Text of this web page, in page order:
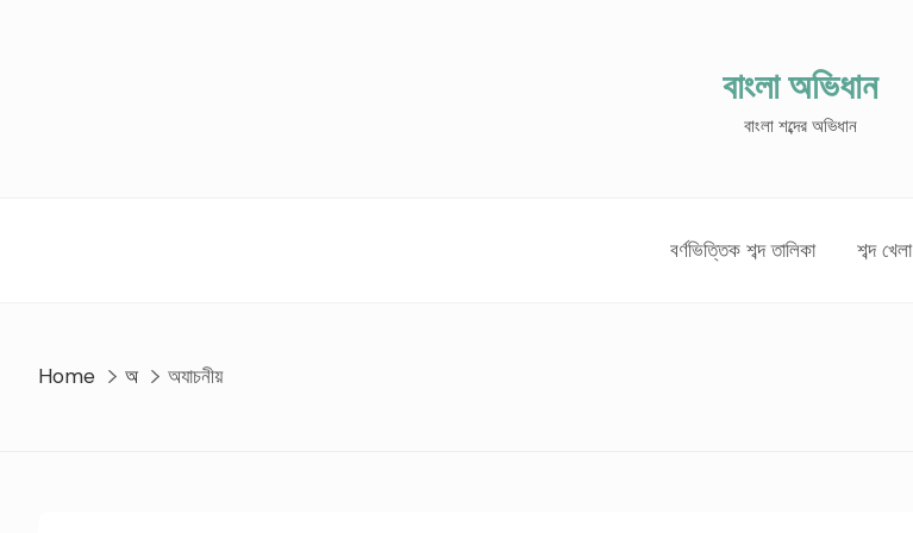
বাংলা অভিধান
বাংলা শব্দের অভিধান
বর্ণভিত্তিক শব্দ তালিকা শব্দ খেলা
Home অ অযাচনীয়